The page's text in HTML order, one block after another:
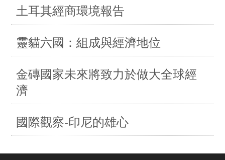
土耳其經商環境報告
靈貓六國：組成與經濟地位
金磚國家未來將致力於做大全球經
濟
國際觀察-印尼的雄心